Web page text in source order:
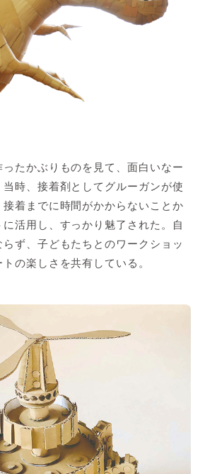
たかぶりものを見て、面白いなー
時、接着剤としてグルーガンが使
着までに時間がかからないことか
活用し、すっかり魅了された。自
ず、子どもたちとのワークショッ
の楽しさを共有している。